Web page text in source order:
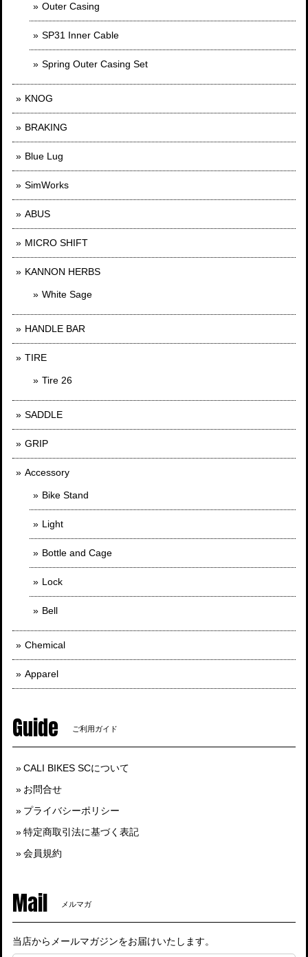
Outer Casing
SP31 Inner Cable
Spring Outer Casing Set
KNOG
BRAKING
Blue Lug
SimWorks
ABUS
MICRO SHIFT
KANNON HERBS
White Sage
HANDLE BAR
TIRE
Tire 26
SADDLE
GRIP
Accessory
Bike Stand
Light
Bottle and Cage
Lock
Bell
Chemical
Apparel
Guide ご利用ガイド
CALI BIKES SCについて
お問合せ
プライバシーポリシー
特定商取引法に基づく表記
会員規約
Mail メルマガ
当店からメールマガジンをお届けいたします。